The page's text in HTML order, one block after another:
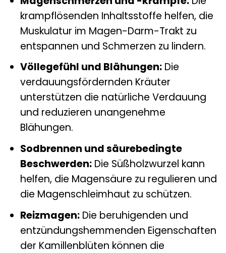
krampflösenden Inhaltsstoffe helfen, die
Muskulatur im Magen-Darm-Trakt zu
entspannen und Schmerzen zu lindern.
Völlegefühl und Blähungen:Die
verdauungsfördernden Kräuter
unterstützen die natürliche Verdauung
und reduzieren unangenehme
Blähungen.
Sodbrennen und säurebedingte
Beschwerden:Die Süßholzwurzel kann
helfen, die Magensäure zu regulieren und
die Magenschleimhaut zu schützen.
Reizmagen:Die beruhigenden und
entzündungshemmenden Eigenschaften
der Kamillenblüten können die